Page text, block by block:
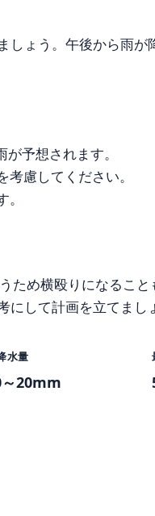
ょう。午後から雨が
予想されます。
慮してください。
め横殴りになること
にして計画を立てまし
水量
20mm